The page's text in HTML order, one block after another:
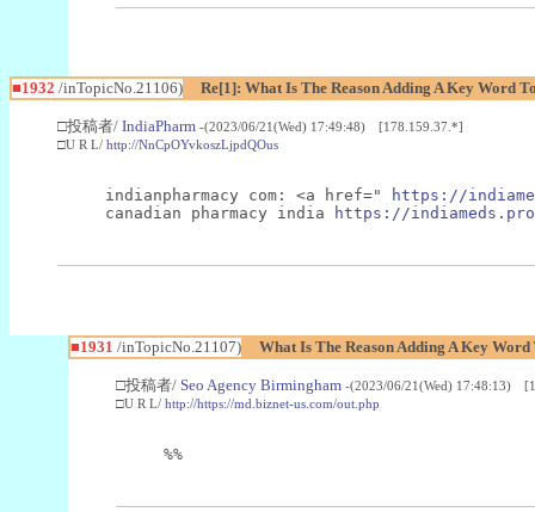
■1932 /inTopicNo.21106) Re[1]: What Is The Reason Adding A Key Word
□投稿者/ IndiaPharm -(2023/06/21(Wed) 17:49:48) [178.159.37.*]
□U R L/ http://NnCpOYvkoszLjpdQOus
indianpharmacy com: <a href="
https://
canadian pharmacy india
https://
■1931 /inTopicNo.21107) What Is The Reason Adding A Key
□投稿者/ Seo Agency Birmingham -(2023/06/21(Wed) 17:48:13)
□U R L/ http://https://md.biznet-us.com/out.php
%%